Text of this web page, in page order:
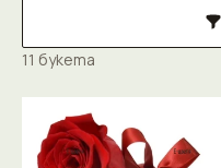
11 букета